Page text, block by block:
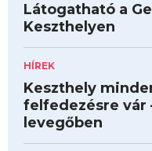
Látogatható a
Keszthelyen
HÍREK
Keszthely
felfedezésre vár
levegőben